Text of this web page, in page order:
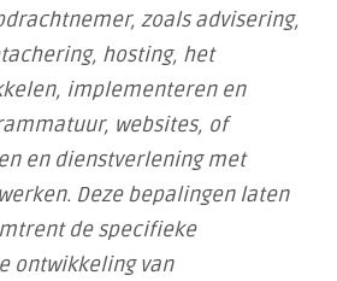
zoals advisering,
hosting, het
implementeren en
websites, of
en dienstverlening met
Deze bepalingen laten
de specifieke
ontwikkeling van